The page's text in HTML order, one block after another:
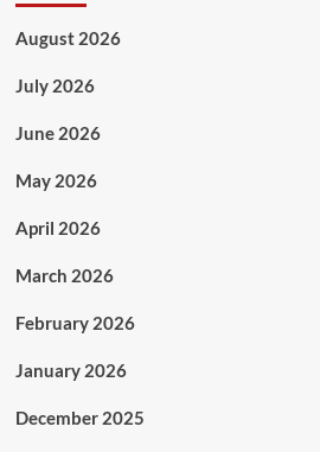
August 2026
July 2026
June 2026
May 2026
April 2026
March 2026
February 2026
January 2026
December 2025